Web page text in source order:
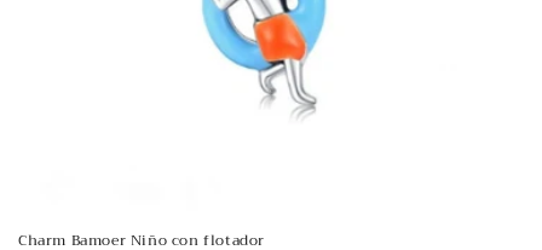
Charm Bamoer Niño con flotador